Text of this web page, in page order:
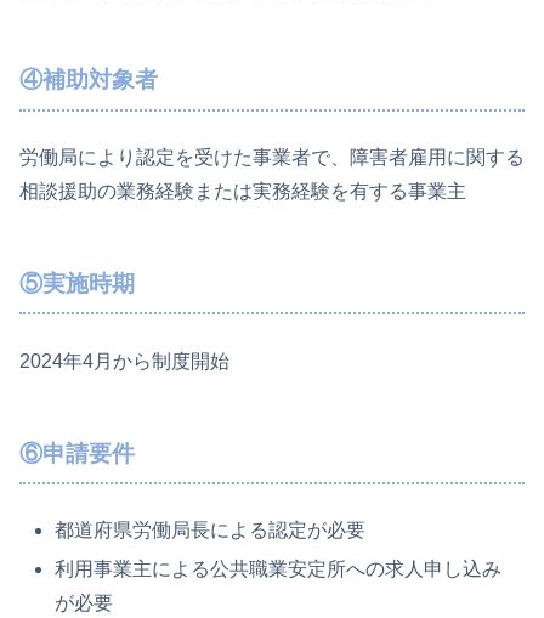
④補助対象者
労働局により認定を受けた事業者で、障害者雇用に関する
相談援助の業務経験または実務経験を有する事業主
⑤実施時期
2024年4月から制度開始
⑥申請要件
都道府県労働局長による認定が必要
利用事業主による公共職業安定所への求人申し込み
が必要